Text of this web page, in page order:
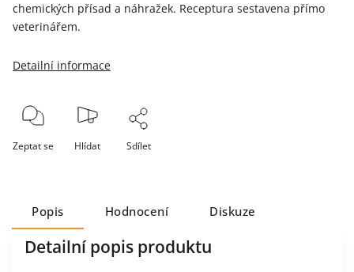
chemických přísad a náhražek. Receptura sestavena přímo
veterinářem.
Detailní informace
Zeptat se Hlídat Sdílet
Popis Hodnocení Diskuze
Detailní popis produktu